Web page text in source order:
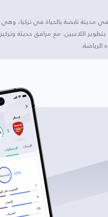
مدينة نابضة بالحياة في تركيا،
اللاعبين. مع مرافق حديثة